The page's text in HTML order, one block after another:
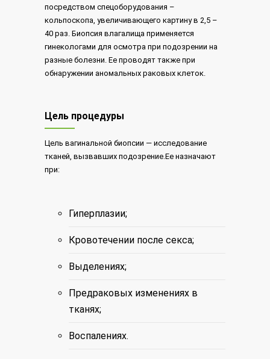
посредством спецоборудования –
кольпоскопа, увеличивающего картину в 2,5 –
40 раз. Биопсия влагалища применяется
гинекологами для осмотра при подозрении на
разные болезни. Ее проводят также при
обнаружении аномальных раковых клеток.
Цель процедуры
Цель вагинальной биопсии — исследование
тканей, вызвавших подозрение.Ее назначают
при:
Гиперплазии;
Кровотечении после секса;
Выделениях;
Предраковых изменениях в
тканях;
Воспалениях.